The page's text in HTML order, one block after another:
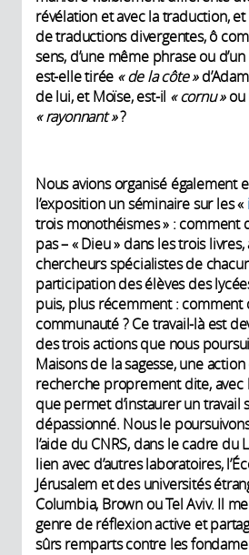
révélation et avec la traduction,
de traductions divergentes, ô
sens, d’une même phrase ou
est-elle tirée « de la côte »
de lui, et Moïse, est-il « cornu »ou
« rayonnant »?
Nous avions organisé également
l’exposition un séminaire sur les «
trois monothéismes » : comment
pas – « Dieu » dans les trois
chercheurs spécialistes de
participation des élèves des
puis, plus récemment : comment
communauté ? Ce travail-là est
des trois actions que nous
Maisons de la sagesse, une
recherche proprement dite,
que permet d’instaurer un travail
dépassionné. Nous le
l’aide du CNRS, dans le cadre du
lien avec d’autres laboratoires,
Jérusalem et des universités
Columbia, Brown ou Tel Aviv. Il
genre de réflexion active et
sûrs remparts contre les